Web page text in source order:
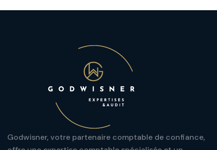
Godwisner, votre partenaire comptable de confiance,